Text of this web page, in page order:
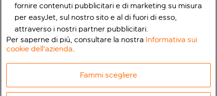
fornire contenuti pubblicitari e di marketing su misura
per easyJet, sul nostro sito e al di fuori di esso,
attraverso i nostri partner pubblicitari.
Per saperne di più, consultare la nostra Informativa sui
cookie dell'azienda.
Fammi scegliere